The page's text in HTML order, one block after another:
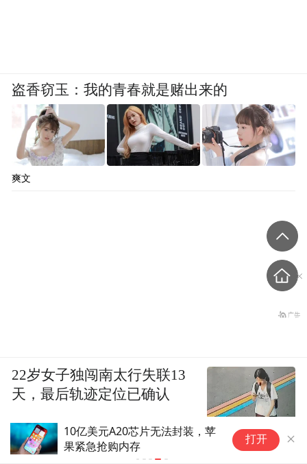
10亿美元A20芯片无法封装，苹
果紧急抢购内存
打开
盗香窃玉：我的青春就是赌出来的
爽文
22岁女子独闯南太行失联13
天，最后轨迹定位已确认